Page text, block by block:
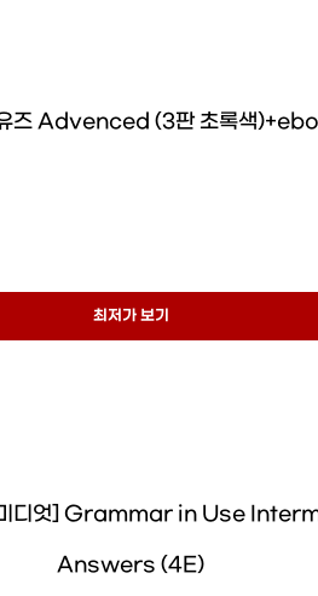
즈 Advenced (3판 초록색
최저가 보기
미디엇] Grammar in Use
Answers (4E)